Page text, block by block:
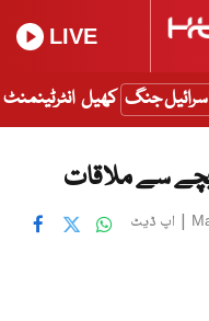
LIVE
اسرائیل جنگ کھیل انٹرٹینمنٹ
سے ملاقات
| اپ ڈیٹ